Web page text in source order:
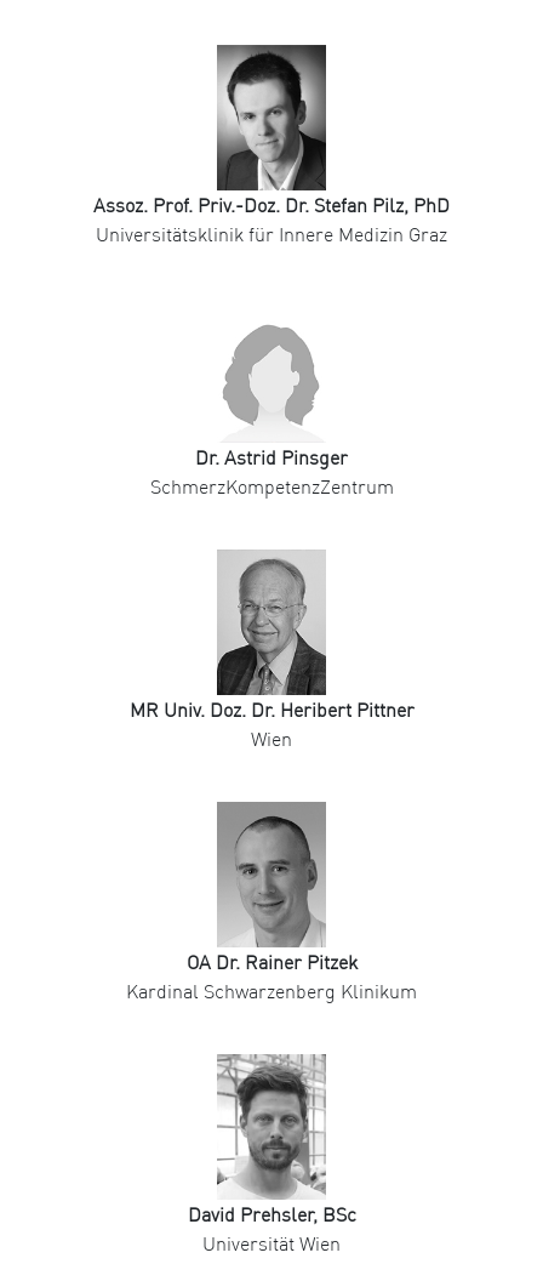
Assoz. Prof. Priv.-Doz. Dr. Stefan Pilz, PhD
Universitätsklinik für Innere Medizin Graz
Dr. Astrid Pinsger
SchmerzKompetenzZentrum
MR Univ. Doz. Dr. Heribert Pittner
Wien
OA Dr. Rainer Pitzek
Kardinal Schwarzenberg Klinikum
David Prehsler, BSc
Universität Wien